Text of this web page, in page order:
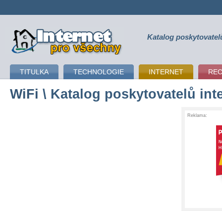
připojení k internetu Katalog
TITULKA TECHNOLOGIE INTERNET
WiFi \ Katalog poskytovatelů
Reklama: